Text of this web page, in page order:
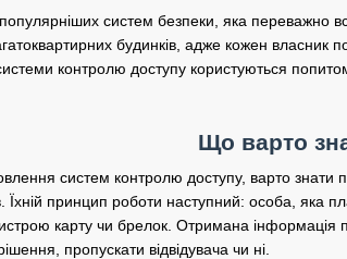
систем безпеки, яка переважно
будинків, адже кожен власник
контролю доступу користуються попитом
Що варто
систем контролю доступу, варто знати
Їхній принцип роботи наступний: особа, яка
карту чи брелок. Отримана інформація
пропускати відвідувача чи ні.